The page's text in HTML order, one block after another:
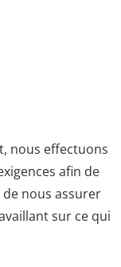
nous effectuons
afin de
nous assurer
sur ce qui